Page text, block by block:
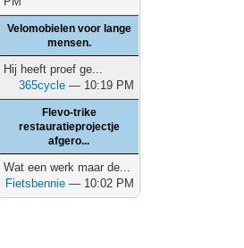
Velomobielen voor lange
mensen.
Hij heeft proef ge...
365cycle — 10:19 PM
Flevo-trike
restauratieprojectje
afgero...
Wat een werk maar de...
Fietsbennie — 10:02 PM